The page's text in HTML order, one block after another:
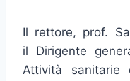
Il rettore, prof.
il Dirigente
Attività sanitarie